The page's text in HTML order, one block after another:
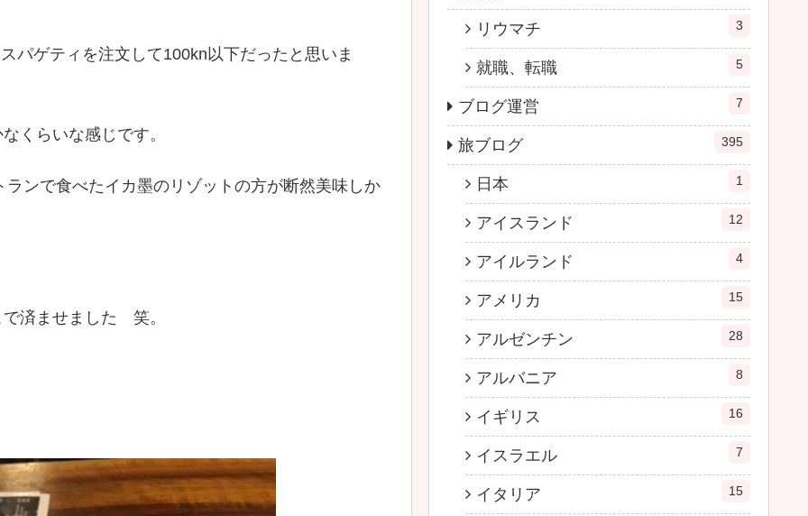
パゲティを注文して100kn以下だったと思いま
くらいな感じです。
ンで食べたイカ墨のリゾットの方が断然美味しか
済ませました 笑。
リウマチ 3
就職、転職 5
ブログ運営 7
旅ブログ 395
日本 1
アイスランド 12
アイルランド 4
アメリカ 15
アルゼンチン 28
アルバニア 8
イギリス 16
イスラエル 7
イタリア 15